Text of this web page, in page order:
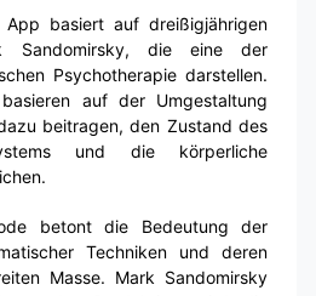
App basiert auf dreißigjährigen
Sandomirsky, die eine der
Psychotherapie darstellen.
auf der Umgestaltung
beitragen, den Zustand des
und die körperliche
betont die Bedeutung der
Techniken und deren
Masse. Mark Sandomirsky